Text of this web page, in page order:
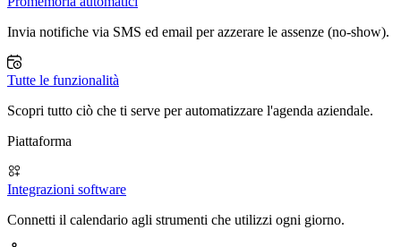
Invia notifiche via SMS ed email per azzerare le assenze (no-show).
Tutte le funzionalità
Scopri tutto ciò che ti serve per automatizzare l'agenda aziendale.
Piattaforma
Integrazioni software
Connetti il calendario agli strumenti che utilizzi ogni giorno.